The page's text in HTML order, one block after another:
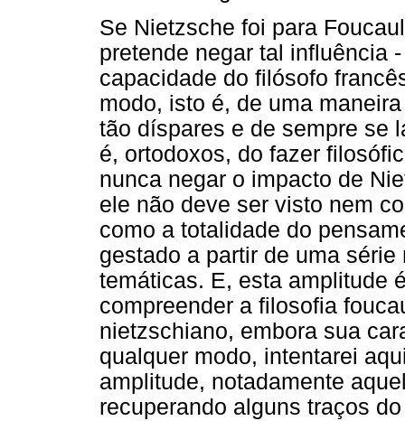
Se Nietzsche foi para
pretende negar tal influência
capacidade do filósofo
modo, isto é, de uma
tão díspares e de sempre se
é, ortodoxos, do fazer
nunca negar o impacto de
ele não deve ser visto nem
como a totalidade do
gestado a partir de uma
temáticas. E, esta amplitude
compreender a filosofia
nietzschiano, embora sua
qualquer modo, intentarei
amplitude, notadamente
recuperando alguns traços